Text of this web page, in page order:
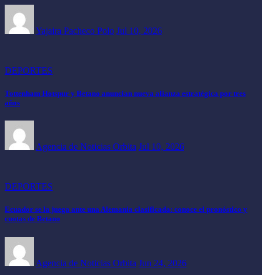
Yajaira Pacheco Polo Jul 10, 2026
DEPORTES
Tottenham Hotspur y Betano anuncian nueva alianza estratégica por tres
años
Agencia de Noticias Orbita Jul 10, 2026
DEPORTES
Ecuador se la juega ante una Alemania clasificada: conoce el pronóstico y
cuotas de Betano
Agencia de Noticias Orbita Jun 24, 2026